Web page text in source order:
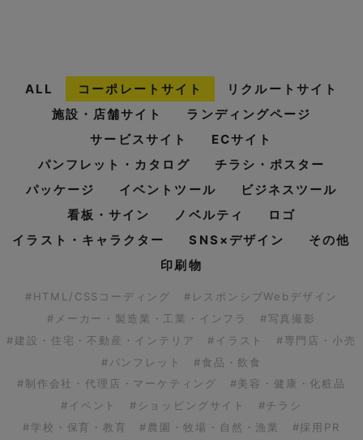
ALL コーポレートサイト
リクルートサイト
施設・店舗サイト
ランディングページ
サービスサイト
ECサイト
パンフレット・カタログ
チラシ・ポスター
パッケージ
イベントツール
ビジネスツール
看板・サイン
ノベルティ
ロゴ
イラスト・キャラクター
SNS×デザイン
その他
印刷物
#HTML/CSSコーディング
#レスポンシブWebデザイン
#メーカー・製造業・工業・インフラ
#写真撮影
#建設・住宅・不動産・インテリア
#イラスト
#専門店・小売
#パンフレット
#食品・飲食
#制作会社・代理店・マーケティング
#美容・健康・化粧品
#イベント
#ショッピングサイト
#チラシ
#学校・保育・教育
#農園・牧場・自然・漁業
#採用PR